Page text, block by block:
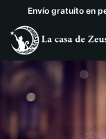
Envío gratuíto en